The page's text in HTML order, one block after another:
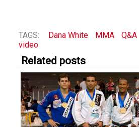
TAGS: Dana White MMA Q&A
video
Related posts